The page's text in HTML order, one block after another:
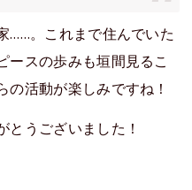
……。これまで住んでいた
ースの歩みも垣間見るこ
の活動が楽しみですね！
うございました！